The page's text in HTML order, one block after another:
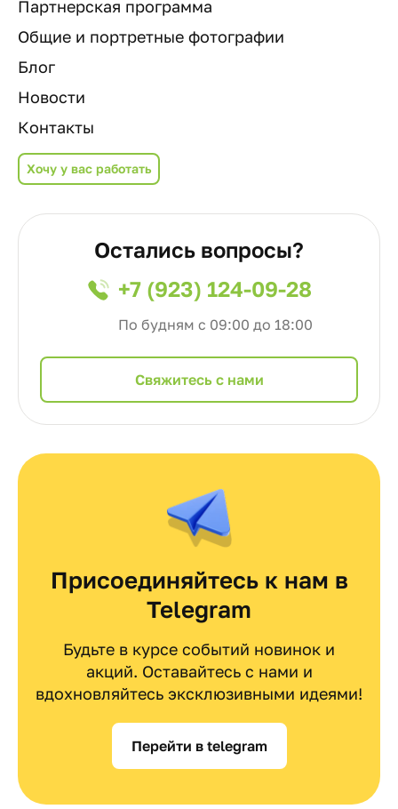
Партнерская программа
Общие и портретные фотографии
Блог
Новости
Контакты
Хочу у вас работать
Остались вопросы?
+7 (923) 124-09-28
По будням с 09:00 до 18:00
Cвяжитесь с нами
Присоединяйтесь к нам в
Telegram
Будьте в курсе событий новинок и
акций. Оставайтесь с нами и
вдохновляйтесь эксклюзивными идеями!
Перейти в telegram